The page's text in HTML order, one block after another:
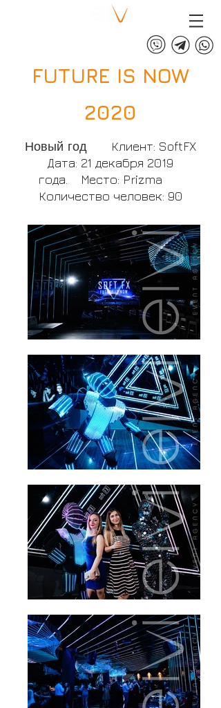
FUTURE IS NOW
2020
Новый год
Клиент: SoftFX
Дата: 21 декабря 2019
года. Место: Prizma
Количество человек: 90